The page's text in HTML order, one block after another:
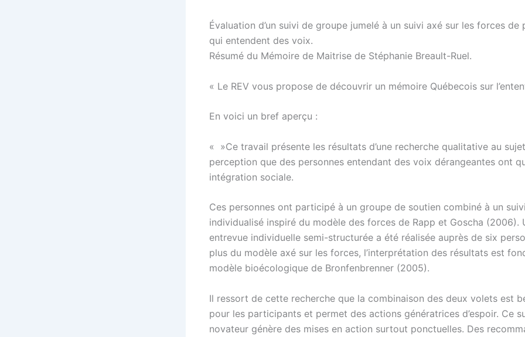
Évaluation d’un suivi de groupe jumelé à un suivi axé sur les forces de
qui entendent des voix.
Résumé du Mémoire de Maitrise de Stéphanie Breault-Ruel.
« Le REV vous propose de découvrir un mémoire Québecois sur
En voici un bref aperçu :
« »Ce travail présente les résultats d’une recherche qualitative au
perception que des personnes entendant des voix dérangeantes ont
intégration sociale.
Ces personnes ont participé à un groupe de soutien combiné à un
individualisé inspiré du modèle des forces de Rapp et Goscha (2006).
entrevue individuelle semi-structurée a été réalisée auprès de six
plus du modèle axé sur les forces, l’interprétation des résultats est
modèle bioécologique de Bronfenbrenner (2005).
Il ressort de cette recherche que la combinaison des deux volets est
pour les participants et permet des actions génératrices d’espoir. Ce
novateur génère des mises en action surtout ponctuelles. Des